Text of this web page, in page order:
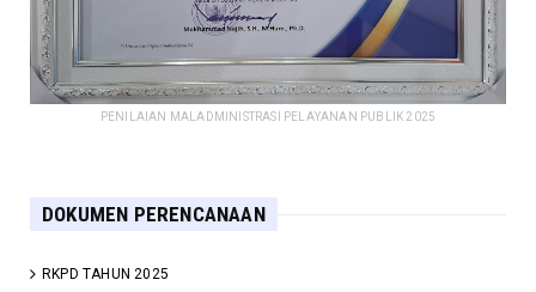
PENILAIAN MALADMINISTRASI PELAYANAN PUBLIK 2025
DOKUMEN PERENCANAAN
RKPD TAHUN 2025